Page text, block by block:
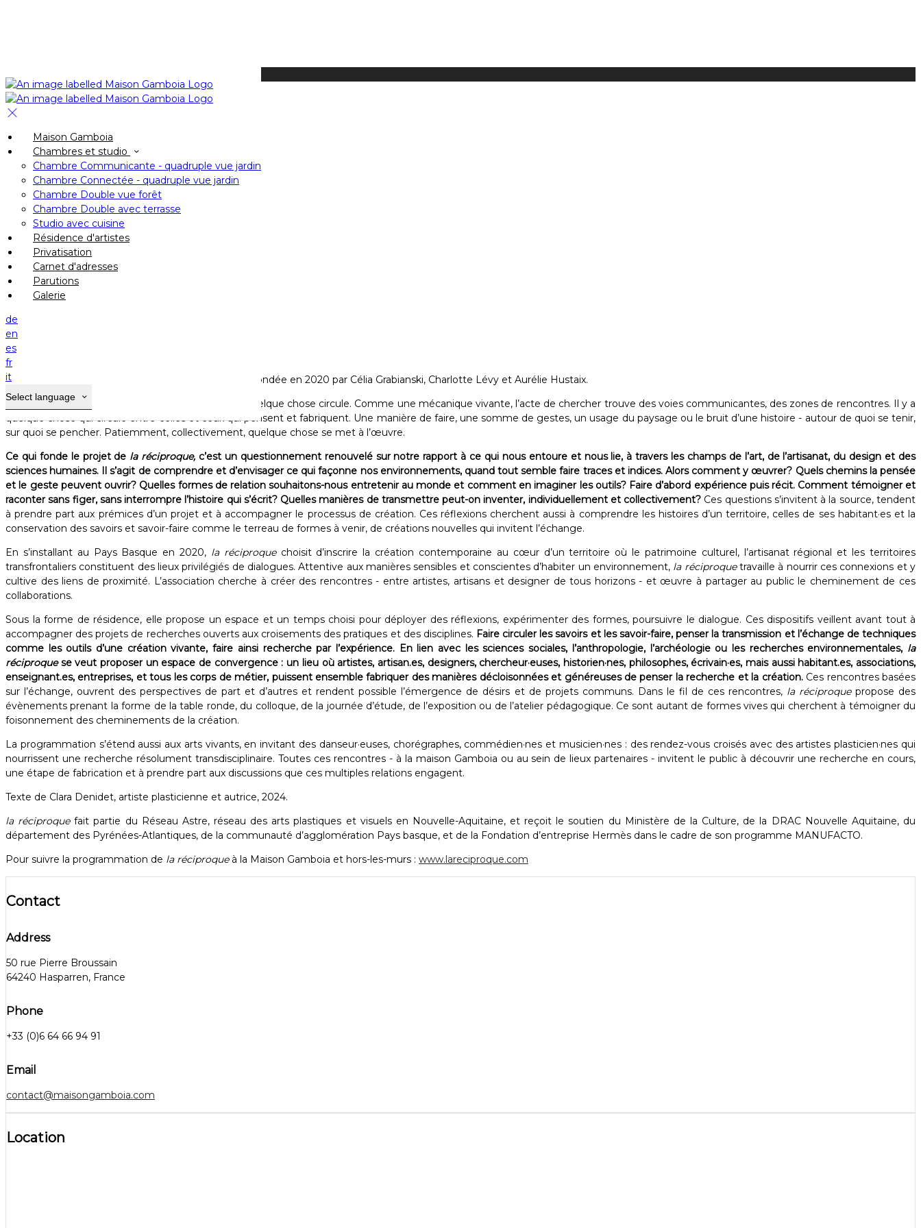
Maison Gamboia
Chambres et studio
Chambre Communicante - quadruple vue jardin
Chambre Connectée - quadruple vue jardin
Chambre Double vue forêt
Chambre Double avec terrasse
Studio avec cuisine
Résidence d'artistes
Privatisation
Carnet d'adresses
Parutions
Galerie
de
en
es
fr
it
Select language
Book your stay
Check Out
Adults
Children
+
La
Une association loi 1901 reconnue d'intérêt général, fondée en 2020 par Célia Grabianski, Charlotte Lévy et Aurélie Hustaix.
la réciproqueengage la recherche par l’échange. Quelque chose circule. Comme une mécanique vivante, l’acte de chercher trouve des voies communicantes, des zones de rencontres. Il y a
quelque chose qui circule entre celles et ceux qui pensent et fabriquent. Une manière de faire, une somme de gestes, un usage du paysage ou le bruit d’une histoire - autour de quoi se tenir,
sur quoi se pencher. Patiemment, collectivement, quelque chose se met à l’œuvre.
Ce qui fonde le projet de la réciproque, c’est un questionnement renouvelé sur notre rapport à ce qui nous entoure et nous lie, à travers les champs de l’art, de l’artisanat, du design et des
sciences humaines. Il s’agit de comprendre et d’envisager ce qui façonne nos environnements, quand tout semble faire traces et indices. Alors comment y œuvrer? Quels chemins la pensée
et le geste peuvent ouvrir? Quelles formes de relation souhaitons-nous entretenir au monde et comment en imaginer les outils? Faire d’abord expérience puis récit. Comment témoigner et
raconter sans figer, sans interrompre l’histoire qui s’écrit? Quelles manières de transmettre peut-on inventer, individuellement et collectivement? Ces questions s’invitent à la source, tendent
à prendre part aux prémices d’un projet et à accompagner le processus de création. Ces réflexions cherchent aussi à comprendre les histoires d’un territoire, celles de ses habitant·es et la
conservation des savoirs et savoir-faire comme le terreau de formes à venir, de créations nouvelles qui invitent l’échange.
En s’installant au Pays Basque en 2020, la réciproque choisit d’inscrire la création contemporaine au cœur d’un territoire où le patrimoine culturel, l’artisanat régional et les territoires
transfrontaliers constituent des lieux privilégiés de dialogues. Attentive aux manières sensibles et conscientes d’habiter un environnement, la réciproquetravaille à nourrir ces connexions et y
cultive des liens de proximité. L’association cherche à créer des rencontres - entre artistes, artisans et designer de tous horizons - et œuvre à partager au public le cheminement de ces
collaborations. ​
Sous la forme de résidence, elle propose un espace et un temps choisi pour déployer des réflexions, expérimenter des formes, poursuivre le dialogue. Ces dispositifs veillent avant tout à
accompagner des projets de recherches ouverts aux croisements des pratiques et des disciplines. Faire circuler les savoirs et les savoir-faire, penser la transmission et l’échange de techniques
comme les outils d’une création vivante, faire ainsi recherche par l’expérience. En lien avec les sciences sociales, l’anthropologie, l’archéologie ou les recherches environnementales, la
réciproquese veut proposer un espace de convergence : un lieu où artistes, artisan.es, designers, chercheur·euses, historien·nes, philosophes, écrivain·es, mais aussi habitant.es, associations,
enseignant.es, entreprises, et tous les corps de métier, puissent ensemble fabriquer des manières décloisonnées et généreuses de penser la recherche et la création. Ces rencontres basées
sur l’échange, ouvrent des perspectives de part et d’autres et rendent possible l’émergence de désirs et de projets communs. Dans le fil de ces rencontres, la réciproquepropose des
évènements prenant la forme de la table ronde, du colloque, de la journée d’étude, de l’exposition ou de l’atelier pédagogique. Ce sont autant de formes vives qui cherchent à témoigner du
foisonnement des cheminements de la création.
La programmation s’étend aussi aux arts vivants, en invitant des danseur·euses, chorégraphes, commédien·nes et musicien·nes : des rendez-vous croisés avec des artistes plasticien·nes qui
nourrissent une recherche résolument transdisciplinaire. Toutes ces rencontres - à la maison Gamboia ou au sein de lieux partenaires - invitent le public à découvrir une recherche en cours,
une étape de fabrication et à prendre part aux discussions que ces multiples relations engagent. ​
Texte de Clara Denidet, artiste plasticienne et autrice, 2024.
la réciproquefait partie du Réseau Astre, réseau des arts plastiques et visuels en Nouvelle-Aquitaine, et reçoit le soutien du Ministère de la Culture, de la DRAC Nouvelle Aquitaine, du
département des Pyrénées-Atlantiques, de la communauté d’agglomération Pays basque, et de la Fondation d’entreprise Hermès dans le cadre de son programme MANUFACTO.
Pour suivre la programmation de la réciproqueà la Maison Gamboia et hors-les-murs : www.lareciproque.com
Contact
Address
50 rue Pierre Broussain
64240 Hasparren, France
Phone
+33 (0)6 64 66 94 91
Email
contact@maisongamboia.com
Location